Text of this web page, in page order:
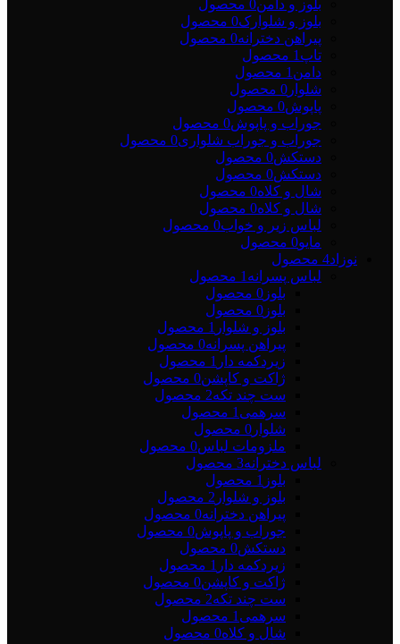
بلوز و دامن0 محصول
بلوز و شلوارک0 محصول
پیراهن دخترانه0 محصول
تاپ 1 محصول
دامن 1 محصول
شلوار 0 محصول
پاپوش0 محصول
جوراب و پاپوش0 محصول
جوراب و جوراب شلواری0 محصول
دستکش0 محصول
دستکش0 محصول
شال و کلاه0 محصول
شال و کلاه0 محصول
لباس زیر و خواب0 محصول
مایو0 محصول
نوزاد4 محصول
لباس پسرانه 1 محصول
بلوز 0 محصول
بلوز 0 محصول
بلوز و شلوار 1 محصول
پیراهن پسرانه0 محصول
زیردکمه دار 1 محصول
ژاکت و کاپشن0 محصول
ست چند تکه2 محصول
سرهمی 1 محصول
شلوار 0 محصول
ملزومات لباس0 محصول
لباس دخترانه3 محصول
بلوز 1 محصول
بلوز و شلوار 2 محصول
پیراهن دخترانه0 محصول
جوراب و پاپوش0 محصول
دستکش0 محصول
زیردکمه دار 1 محصول
ژاکت و کاپشن0 محصول
ست چند تکه2 محصول
سرهمی 1 محصول
شال و کلاه0 محصول